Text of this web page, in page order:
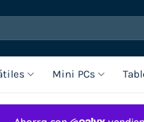
Mini PCs